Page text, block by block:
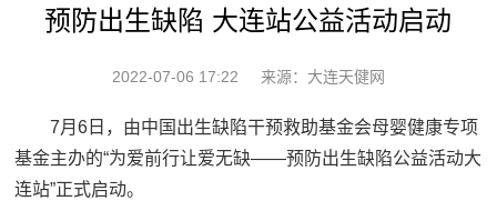
预防出生缺陷 大连站公益活动启动
2022-07-06 17:22 来源：大连天健网
7月6日，由中国出生缺陷干预救助基金会母婴健康专项
基金主办的“为爱前行让爱无缺——预防出生缺陷公益活动大
连站”正式启动。